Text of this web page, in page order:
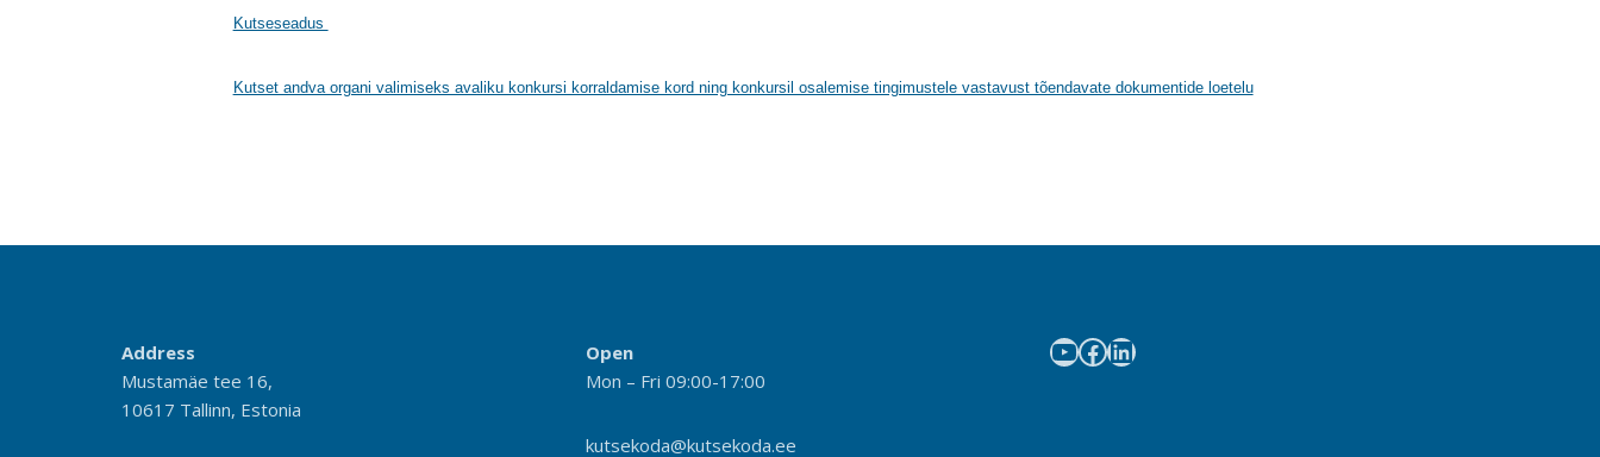
Kutseseadus
Kutset andva organi valimiseks avaliku konkursi korraldamise kord ning konkursil osalemise tingimustele vastavust tõendavate dokumentide loetelu
Address
Mustamäe tee 16,
10617 Tallinn, Estonia
Open
Mon – Fri 09:00-17:00
kutsekoda@kutsekoda.ee